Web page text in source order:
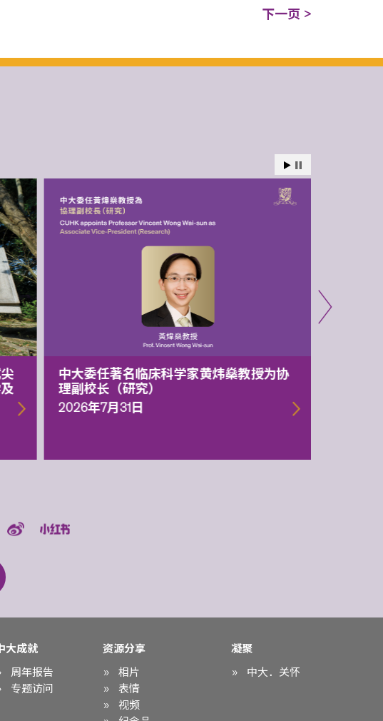
下一页 >
中大委任著名临床科学家黄炜燊教授为协
理副校长（研究）
2026年7月31日
大成就
周年报告
专题访问
资源分享
相片
表情
视频
凝聚
中大．关怀